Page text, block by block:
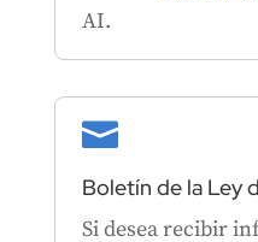
AI.

Boletín de la Ley
Si desea recibir